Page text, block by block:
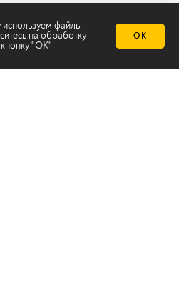
файлы
на обработку
"ОК"
ОК